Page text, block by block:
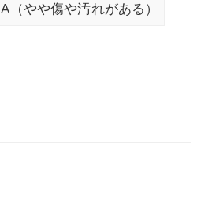
A（やや傷や汚れがある）